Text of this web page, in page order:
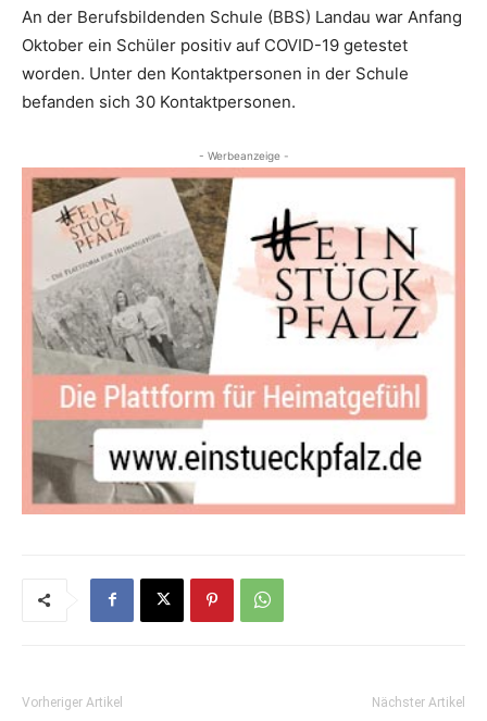
An der Berufsbildenden Schule (BBS) Landau war Anfang
Oktober ein Schüler positiv auf COVID-19 getestet
worden. Unter den Kontaktpersonen in der Schule
befanden sich 30 Kontaktpersonen.
- Werbeanzeige -
Vorheriger Artikel Nächster Artikel